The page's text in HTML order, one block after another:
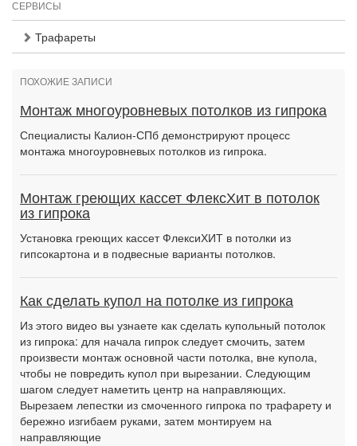
СЕРВИСЫ
Трафареты
ПОХОЖИЕ ЗАПИСИ
Монтаж многоуровневых потолков из гипрока
Специалисты Калион-СПб демонстрируют процесс
монтажа многоуровневых потолков из гипрока.
Монтаж греющих кассет ФлексХит в потолок
из гипрока
Установка греющих кассет ФлексиХИТ в потолки из
гипсокартона и в подвесные варианты потолков.
Как сделать купол на потолке из гипрока
Из этого видео вы узнаете как сделать купольный потолок
из гипрока: для начала гипрок следует смочить, затем
произвести монтаж основной части потолка, вне купола,
чтобы не повредить купол при вырезании. Следующим
шагом следует наметить центр на направляющих.
Вырезаем лепестки из смоченного гипрока по трафарету и
бережно изгибаем руками, затем монтируем на
направляющие